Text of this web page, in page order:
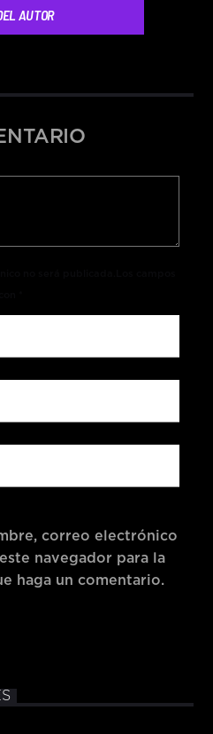
AUTOR
correo electrónico
navegador para la
haga un comentario.